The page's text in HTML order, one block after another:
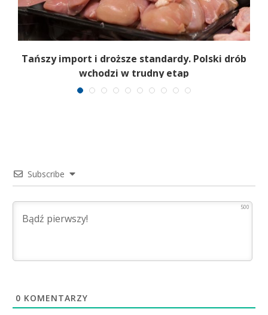
Tańszy import i droższe standardy. Polski drób
wchodzi w trudny etap
Subscribe
500
0 KOMENTARZY